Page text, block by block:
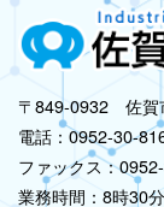
〒849-0932 佐賀
電話：0952-30-
ファックス：
業務時間：8時30